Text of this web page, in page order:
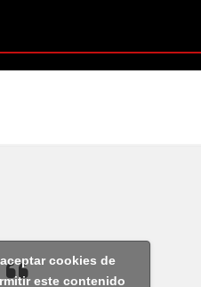
cookies de
este contenido